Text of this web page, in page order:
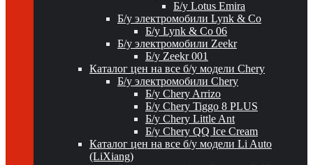
Б/у Lotus Emira
Б/у электромобили Lynk & Co
Б/у Lynk & Co 06
Б/у электромобили Zeekr
Б/у Zeekr 001
Каталог цен на все б/у модели Chery
Б/у электромобили Chery
Б/у Chery Arrizo
Б/у Chery Tiggo 8 PLUS
Б/у Chery Little Ant
Б/у Chery QQ Ice Cream
Каталог цен на все б/у модели Li Auto
(LiXiang)